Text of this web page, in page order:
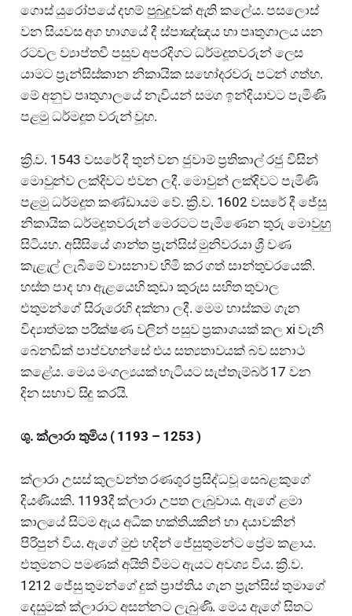
ගොස් යුරෝපයේ දහම් පුබුදූවක් ඇති කලේය. පසලොස්
වන සියවස අග භාගයේ දී ස්පාඤ්ඤය හා පෘතුගාලය යන
රටවල ව්‍යාප්තවී පසුව අපරදිගට ධර්මදූතවරුන් ලෙස
යාමට ප්‍රැන්සිස්කාන නිකායික සහෝදරවරු පටන් ගත්හ.
මේ අනුව පෘතුගාලයේ නැවියන් සමග ඉන්දියාවට පැමිණි
පළමු ධර්මදූත වරුන් වූහ.
ක්‍රි.ව. 1543 වසරේ දී තුන් වන ජුවාම් ප්‍රතිකාල් රජු විසින්
මොවුන්ව ලක්දිවට එවන ලදී. මොවුන් ලක්දිවට පැමිණි
පළමු ධර්මදූත කණ්ඩායම වේ. ක්‍රි.ව. 1602 වසරේ දී ජේසු
නිකායික ධර්මදූතවරුන් මෙරටට පැමිණෙන තුරු මොවුහු
සිටියහ. අසීසියේ ශාන්ත ප්‍රැන්සිස් මුනිවරයා ශ්‍රී වණ
කැළැල් ලැබීමේ වාසනාව හිමි කර ගත් සාන්තුවරයෙකි.
හස්ත පාද හා ඇළයෙහි කුඩා කුරුස සහිත තුවාල
එතුමන්ගේ සිරුරෙහි දක්නා ලදී. මෙම හාස්කම ගැන
විද්‍යාත්මක පරීක්ෂණ වලින් පසුව ප්‍රකාශයක් කල xi වැනි
බෙනඩික් පාප්වහන්සේ එය සත්‍යතාවයක් බව සනාථ
කළේය. මෙය මංගල්‍යයක් හැටියට සැප්තැම්බර් 17 වන
දින සභාව සිදු කරයි.
ශු. ක්ලාරා තුමිය ( 1193 – 1253 )
ක්ලාරා උසස් කුලවන්ත රණශුර ප්‍රසිද්ධවූ සෙබළකුගේ
දියණියකි. 1193දී ක්ලාරා උපත ලැබුවාය. ඇගේ ළමා
කාලයේ සිටම ඇය අධික භක්තියකින් හා දයාවකින්
පිරිපුන් විය. ඇගේ මුළු හදින් ජේසුතුමන්ට ප්‍රේම කළාය.
එතුමනට පමණක් අයිති වීමට ඇයට අවශ්‍ය විය. ක්‍රි.ව.
1212 ජේසු තුමන්ගේ දුක් ප්‍රාප්තිය ගැන ප්‍රැන්සිස් තුමාගේ
දෙසුමක් ක්ලාරාට අසන්නට ලැබුණි. මෙය ඇගේ සිතට